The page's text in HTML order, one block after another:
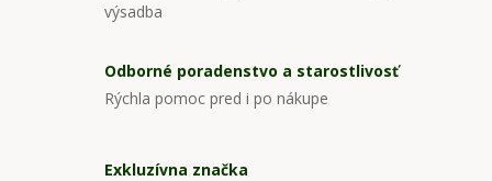
výsadba
Odborné poradenstvo a starostlivosť
Rýchla pomoc pred i po nákupe
Exkluzívna značka